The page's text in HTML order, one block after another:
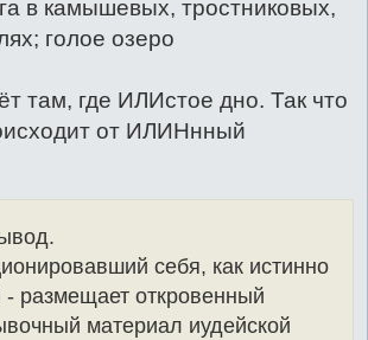
в камышевых, тростниковых,
голое озеро
там, где ИЛИстое дно. Так что
от ИЛИНнный
себя, как истинно
- размещает откровенный
материал иудейской